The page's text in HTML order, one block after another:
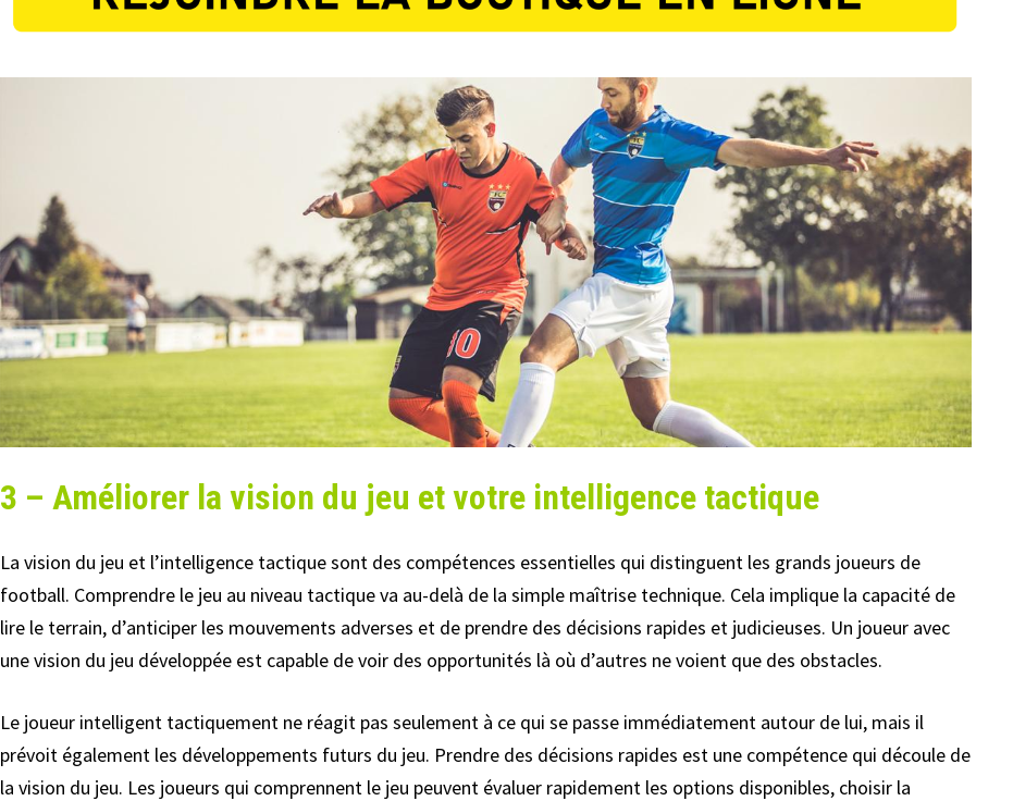
3 – Améliorer la vision du jeu et votre intelligence tactique
La vision du jeu et l’intelligence tactique sont des compétences essentielles qui distinguent les grands joueurs de
football. Comprendre le jeu au niveau tactique va au-delà de la simple maîtrise technique. Cela implique la capacité de
lire le terrain, d’anticiper les mouvements adverses et de prendre des décisions rapides et judicieuses. Un joueur avec
une vision du jeu développée est capable de voir des opportunités là où d’autres ne voient que des obstacles.
Le joueur intelligent tactiquement ne réagit pas seulement à ce qui se passe immédiatement autour de lui, mais il
prévoit également les développements futurs du jeu. Prendre des décisions rapides est une compétence qui découle de
la vision du jeu. Les joueurs qui comprennent le jeu peuvent évaluer rapidement les options disponibles, choisir la